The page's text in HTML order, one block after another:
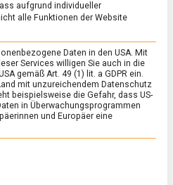
FEATURED
in „grün”
Eierlikör
Wumms – Eierlikör
der Toast Hawaii der
aufgrund individueller
alle Funktionen der Website
Daten in den USA. Mit
Services willigen Sie auch in die
gemäß Art. 49 (1) lit. a GDPR ein.
mit unzureichendem Datenschutz
beispielsweise die Gefahr, dass US-
in Überwachungsprogrammen
und Europäer eine
Gruppen, für die eine